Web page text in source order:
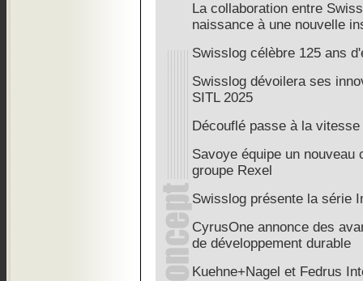
La collaboration entre
naissance à une nouvelle
Swisslog célèbre 125 ans
Swisslog dévoilera ses
SITL 2025
Découflé passe à la
Savoye équipe un nouveau
groupe Rexel
Swisslog présente la série
CyrusOne annonce des
de développement durable
Kuehne+Nagel et Fedrus